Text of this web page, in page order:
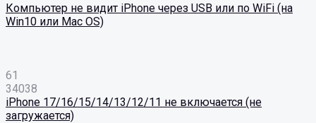
Компьютер не видит iPhone через USB или по WiFi (на
Win10 или Mac OS)
61
34038
iPhone 17/16/15/14/13/12/11 не включается (не
загружается)